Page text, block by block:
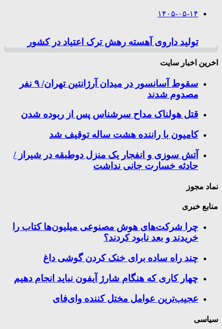
۱۴۰۵-۰۵-۱۴
تولید داروی آهسته رهش ترک اعتیاد در کشور
اخرین اخبار سایت
سقوط آسانسور در میدان آرژانتین تهران/ ۹ نفر
مصدوم شدند
قتل هولناک مداح سرشناس پس از ربوده شدن
کامیون با راننده هشت ساله توقیف شد
آتش سوزی و انفجار یک منزل دوطبقه در شیراز /
حادثه خسارت جانی نداشت
نماد مجوز
منابع خبری
چرا شرکت‌های هوش مصنوعی میلیون‌ها کتاب را
خریدند و بعد نابود کردند؟
چند راه‌ ساده برای خنک کردن گوشی داغ
چهار کاری که هنگام شارژ آیفون نباید انجام دهیم
عجیب‌ترین عوامل مختل کننده وای‌فای
سیاسی